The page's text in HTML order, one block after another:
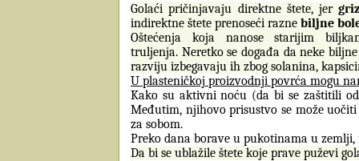
Golaći pričinjavaju direktne štete, jer
indirektne štete prenoseći razne biljne
Oštećenja koja nanose starijim
truljenja. Neretko se događa da neke
razviju izbegavaju ih zbog solanina,
U plasteničkoj proizvodnji povrća mogu
Kako su aktivni noću (da bi se zaštitili
Međutim, njihovo prisustvo se može
za sobom.
Preko dana borave u pukotinama u
Da bi se ublažile štete koje prave puževi